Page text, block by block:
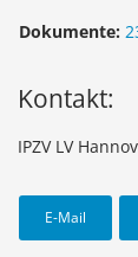
Dokumente:
Kontakt:
IPZV LV
E-Mail